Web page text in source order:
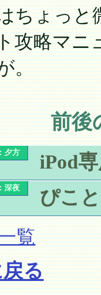
ちょっ
攻略マニ
。
前後
夕方 iPod
深夜 ぴこ
覧
る